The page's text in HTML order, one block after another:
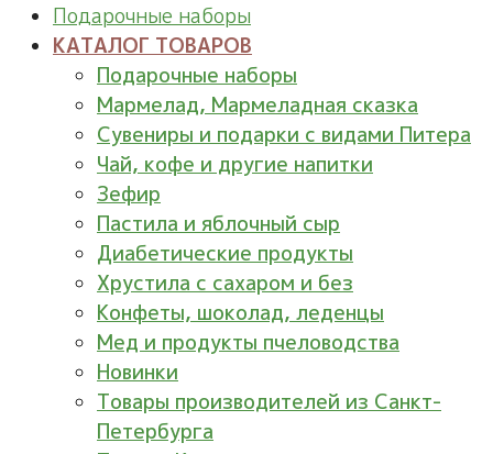
Подарочные наборы
КАТАЛОГ ТОВАРОВ
Подарочные наборы
Мармелад, Мармеладная сказка
Сувениры и подарки с видами Питера
Чай, кофе и другие напитки
Зефир
Пастила и яблочный сыр
Диабетические продукты
Хрустила с сахаром и без
Конфеты, шоколад, леденцы
Мед и продукты пчеловодства
Новинки
Товары производителей из Санкт-
Петербурга